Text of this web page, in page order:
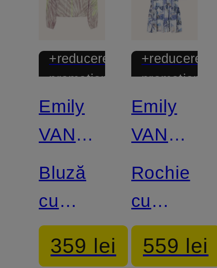
+reducere
promoțională
Emily
VAN
DEN
Bluză
cu
decupaje
359 lei
+reducere
Emily
VAN
DEN
Rochie
cu
mâneci
3/4559 lei